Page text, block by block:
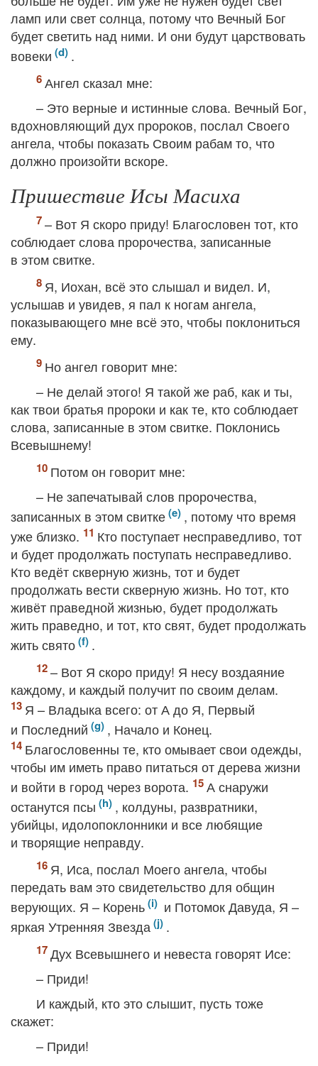
ламп или свет солнца, потому что Вечный Бог
будет светить над ними. И они будут царствовать
вовеки
.
Ангел сказал мне:
– Это верные и истинные слова. Вечный Бог,
вдохновляющий дух пророков, послал Своего
ангела, чтобы показать Своим рабам то, что
должно произойти вскоре.
Пришествие Исы Масиха
– Вот Я скоро приду! Благословен тот, кто
соблюдает слова пророчества, записанные
в этом свитке.
Я, Иохан, всё это слышал и видел. И,
услышав и увидев, я пал к ногам ангела,
показывающего мне всё это, чтобы поклониться
ему.
Но ангел говорит мне:
– Не делай этого! Я такой же раб, как и ты,
как твои братья пророки и как те, кто соблюдает
слова, записанные в этом свитке. Поклонись
Всевышнему!
Потом он говорит мне:
– Не запечатывай слов пророчества,
записанных в этом свитке
, потому что время
уже близко.
Кто поступает несправедливо, тот
и будет продолжать поступать несправедливо.
Кто ведёт скверную жизнь, тот и будет
продолжать вести скверную жизнь. Но тот, кто
живёт праведной жизнью, будет продолжать
жить праведно, и тот, кто свят, будет продолжать
жить свято
.
– Вот Я скоро приду! Я несу воздаяние
каждому, и каждый получит по своим делам.
Я – Владыка всего: от А до Я, Первый
и Последний
, Начало и Конец.
Благословенны те, кто омывает свои одежды,
чтобы им иметь право питаться от дерева жизни
и войти в город через ворота.
А снаружи
останутся псы
, колдуны, развратники,
убийцы, идолопоклонники и все любящие
и творящие неправду.
Я, Иса, послал Моего ангела, чтобы
передать вам это свидетельство для общин
верующих. Я – Корень
и Потомок Давуда, Я –
яркая Утренняя Звезда
.
Дух Всевышнего и невеста говорят Исе:
– Приди!
И каждый, кто это слышит, пусть тоже
скажет:
– Приди!